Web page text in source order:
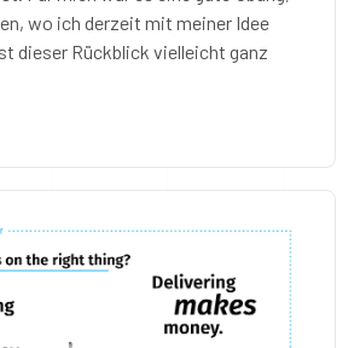
wo ich derzeit mit meiner Idee
dieser Rückblick vielleicht ganz